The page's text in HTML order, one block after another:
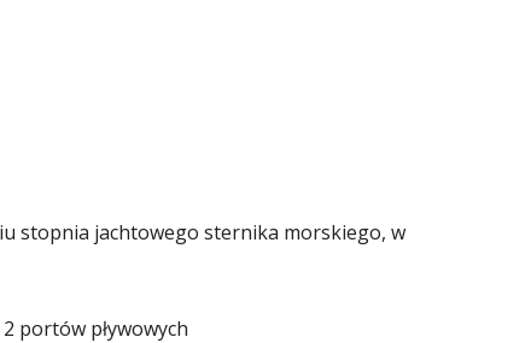
stopnia jachtowego sternika morskiego, w
portów pływowych